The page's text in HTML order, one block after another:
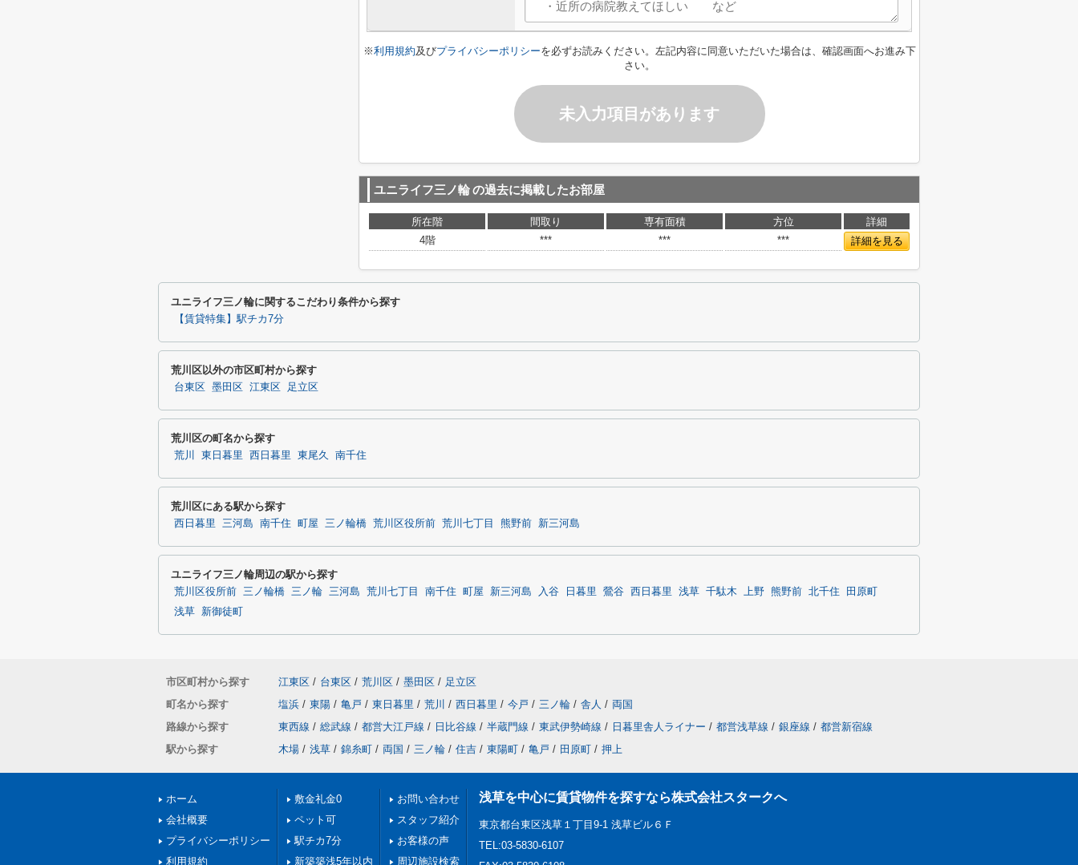
※利用規約及びプライバシーポリシーを必ずお読みください。左記内容に同意いただいた場合は、確認画面へお進み下
さい。
未入力項目があります
ユニライフ三ノ輪の過去に掲載したお部屋
所在階 間取り 専有面積 方位
詳細
4階
*** *** *** 詳細を見る
ユニライフ三ノ輪に関するこだわり条件から探す
【賃貸特集】駅チカ7分
荒川区以外の市区町村から探す
台東区 墨田区 江東区 足立区
荒川区の町名から探す
荒川 東日暮里 西日暮里 東尾久 南千住
荒川区にある駅から探す
西日暮里 三河島 南千住 町屋 三ノ輪橋 荒川区役所前 荒川七丁目 熊野前 新三河島
ユニライフ三ノ輪周辺の駅から探す
荒川区役所前 三ノ輪橋 三ノ輪 三河島 荒川七丁目 南千住 町屋 新三河島 入谷 日暮里 鶯谷 西日暮里 浅草 千駄木 上野 熊野前 北千住
田原町
浅草
新御徒町
市区町村から探す 江東区 / 台東区 / 荒川区 / 墨田区 / 足立区
町名から探す
塩浜 / 東陽 / 亀戸 / 東日暮里 / 荒川 / 西日暮里 / 今戸 / 三ノ輪 / 舎人 / 両国
路線から探す
東西線 / 総武線 / 都営大江戸線 / 日比谷線 / 半蔵門線 / 東武伊勢崎線 / 日暮里舎人ライナー / 都営浅草線 / 銀座線 / 都営新宿線
駅から探す
木場 / 浅草 / 錦糸町 / 両国 / 三ノ輪 / 住吉 / 東陽町 / 亀戸 / 田原町 / 押上
ホーム
会社概要
プライバシーポリシー
利用規約
敷金礼金0
ペット可
駅チカ7分
新築築浅5年以内
お問い合わせ
スタッフ紹介
お客様の声
周辺施設検索
浅草を中心に賃貸物件を探すなら株式会社スタークへ
東京都台東区浅草１丁目9-1 浅草ビル６Ｆ
TEL:03-5830-6107